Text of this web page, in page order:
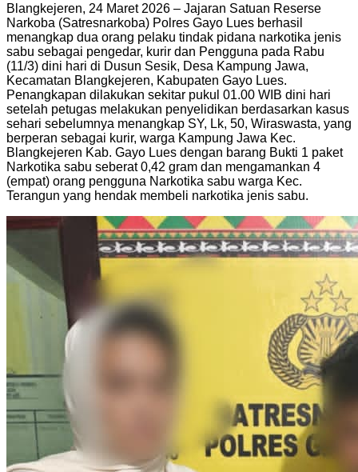
Blangkejeren, 24 Maret 2026 – Jajaran Satuan Reserse
Narkoba (Satresnarkoba) Polres Gayo Lues berhasil
menangkap dua orang pelaku tindak pidana narkotika jenis
sabu sebagai pengedar, kurir dan Pengguna pada Rabu
(11/3) dini hari di Dusun Sesik, Desa Kampung Jawa,
Kecamatan Blangkejeren, Kabupaten Gayo Lues.
Penangkapan dilakukan sekitar pukul 01.00 WIB dini hari
setelah petugas melakukan penyelidikan berdasarkan kasus
sehari sebelumnya menangkap SY, Lk, 50, Wiraswasta, yang
berperan sebagai kurir, warga Kampung Jawa Kec.
Blangkejeren Kab. Gayo Lues dengan barang Bukti 1 paket
Narkotika sabu seberat 0,42 gram dan mengamankan 4
(empat) orang pengguna Narkotika sabu warga Kec.
Terangun yang hendak membeli narkotika jenis sabu.